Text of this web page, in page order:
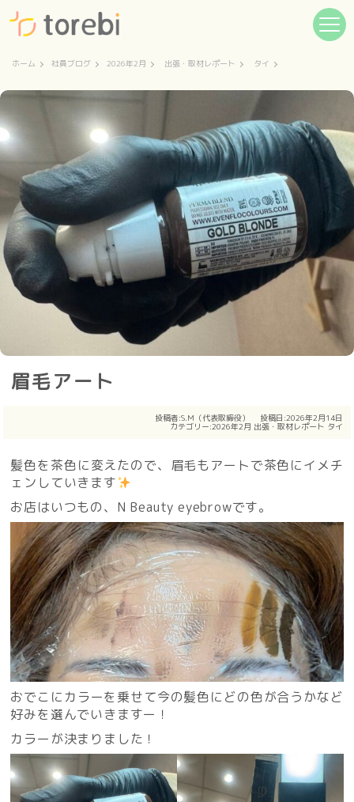
ホーム 社員ブログ 2026年2月 出張・取材レポート タイ
眉毛アート
投稿者:S.M（代表取締役） 投稿日:2026年2月14日
カテゴリー:2026年2月 出張・取材レポート タイ
髪色を茶色に変えたので、眉毛もアートで茶色にイメチ
ェンしていきます
お店はいつもの、N Beauty eyebrowです。
おでこにカラーを乗せて今の髪色にどの色が合うかなど
好みを選んでいきますー！
カラーが決まりました！